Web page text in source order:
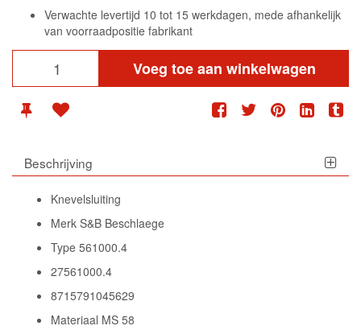
Verwachte levertijd 10 tot 15 werkdagen, mede afhankelijk
van voorraadpositie fabrikant
Voeg toe aan winkelwagen
Beschrijving
Knevelsluiting
Merk S&B Beschlaege
Type 561000.4
27561000.4
8715791045629
Materiaal MS 58